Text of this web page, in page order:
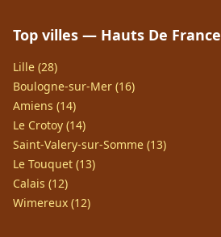
Top villes — Hauts De France
Lille (28)
Boulogne-sur-Mer (16)
Amiens (14)
Le Crotoy (14)
Saint-Valery-sur-Somme (13)
Le Touquet (13)
Calais (12)
Wimereux (12)